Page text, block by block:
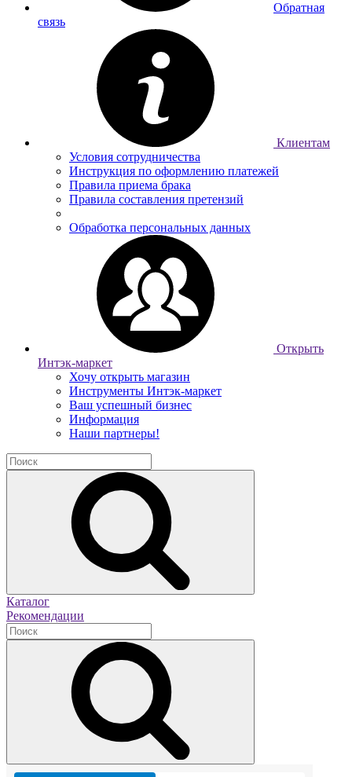
Обратная
связь
Клиентам
Условия сотрудничества
Инструкция по оформлению платежей
Правила приема брака
Правила составления претензий
Обработка персональных данных
Открыть
Интэк-маркет
Хочу открыть магазин
Инструменты Интэк-маркет
Ваш успешный бизнес
Информация
Наши партнеры!
Каталог
Рекомендации